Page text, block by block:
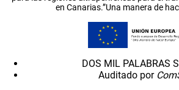
en Canarias.”Una manera de
DOS MIL PALABRAS
Auditado por